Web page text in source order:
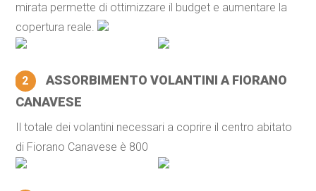
mirata permette di ottimizzare il budget e aumentare la
copertura reale.
2
ASSORBIMENTO VOLANTINI A FIORANO
CANAVESE
Il totale dei volantini necessari a coprire il centro abitato
di Fiorano Canavese è 800